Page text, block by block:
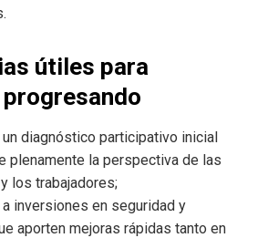
útiles para
un diagnóstico participativo inicial
plenamente la perspectiva de las
los trabajadores;
inversiones en seguridad y
aporten mejoras rápidas tanto en